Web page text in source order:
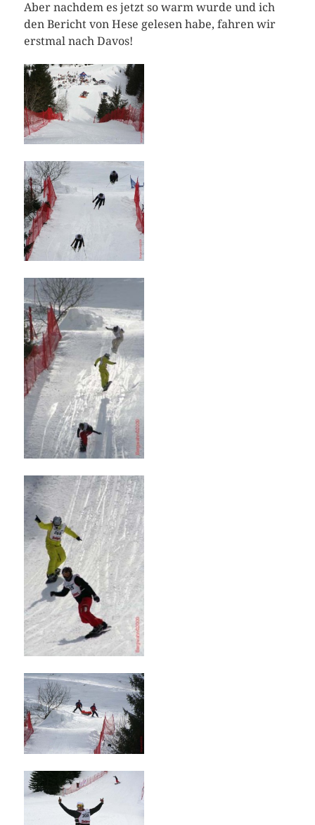
Aber nachdem es jetzt so warm wurde und ich
den Bericht von Hese gelesen habe, fahren wir
erstmal nach Davos!